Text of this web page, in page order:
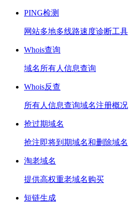
PING检测
网站多地多线路速度诊断工具
Whois查询
域名所有人信息查询
Whois反查
所有人信息查询域名注册概况
抢过期域名
抢注即将到期域名和删除域名
淘老域名
提供高权重老域名购买
短链生成